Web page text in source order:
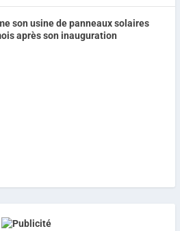
son usine de panneaux solaires
après son inauguration